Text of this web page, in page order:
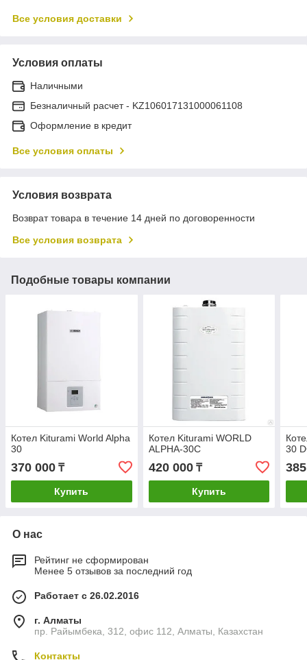
Все условия доставки
Условия оплаты
Наличными
Безналичный расчет - KZ106017131000061108
Оформление в кредит
Все условия оплаты
Условия возврата
Возврат товара в течение 14 дней по договоренности
Все условия возврата
Подобные товары компании
Котел Kiturami World Alpha
30
370 000 ₸
Купить
Котел Kiturami WORLD
ALPHA-30С
420 000₸
Купить
30
О нас
Рейтинг не сформирован
Менее 5 отзывов за последний год
Работает с 26.02.2016
г. Алматы
пр. Райымбека, 312, офис 112, Алматы, Казахстан
Контакты